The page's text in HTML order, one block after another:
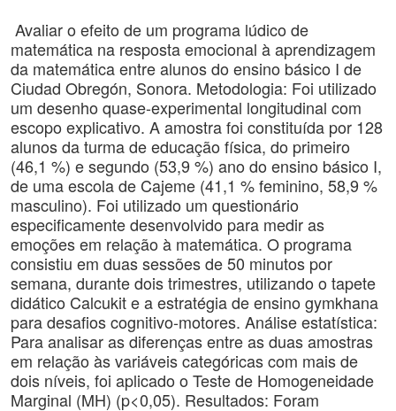
Avaliar o efeito de um programa lúdico de
matemática na resposta emocional à aprendizagem
da matemática entre alunos do ensino básico I de
Ciudad Obregón, Sonora. Metodologia: Foi utilizado
um desenho quase-experimental longitudinal com
escopo explicativo. A amostra foi constituída por 128
alunos da turma de educação física, do primeiro
(46,1 %) e segundo (53,9 %) ano do ensino básico I,
de uma escola de Cajeme (41,1 % feminino, 58,9 %
masculino). Foi utilizado um questionário
especificamente desenvolvido para medir as
emoções em relação à matemática. O programa
consistiu em duas sessões de 50 minutos por
semana, durante dois trimestres, utilizando o tapete
didático Calcukit e a estratégia de ensino gymkhana
para desafios cognitivo-motores. Análise estatística:
Para analisar as diferenças entre as duas amostras
em relação às variáveis ​​categóricas com mais de
dois níveis, foi aplicado o Teste de Homogeneidade
Marginal (MH) (p<0,05). Resultados: Foram